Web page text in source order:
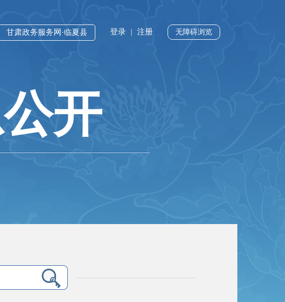
无障碍浏览
登录 | 注册
甘肃政务服务网·临夏县
开